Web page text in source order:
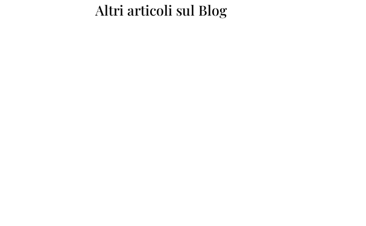
Altri articoli sul Blog